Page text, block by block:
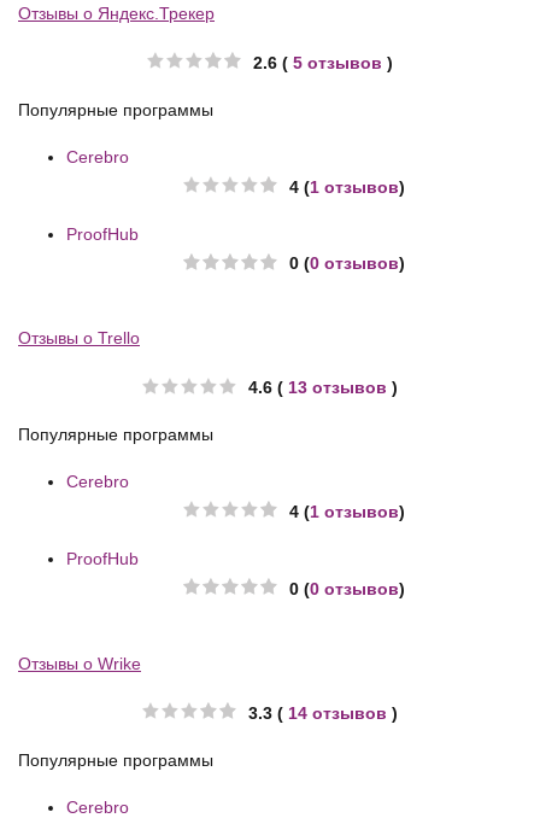
Отзывы о Яндекс.Трекер
2.6 ( 5 отзывов )
Популярные программы
Cerebro
4 (1 отзывов)
ProofHub
0 (0 отзывов)
Отзывы о Trello
4.6 ( 13 отзывов )
Популярные программы
Cerebro
4 (1 отзывов)
ProofHub
0 (0 отзывов)
Отзывы о Wrike
3.3 ( 14 отзывов )
Популярные программы
Cerebro